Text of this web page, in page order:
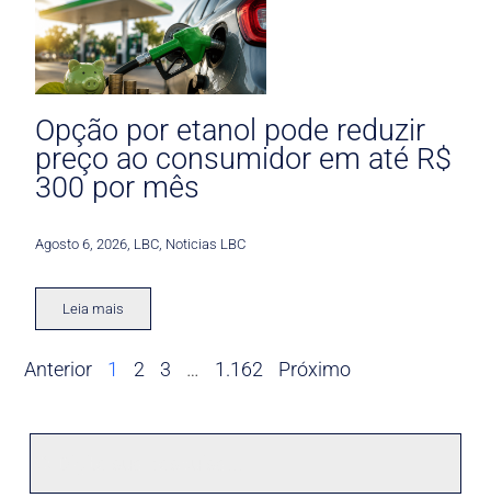
Opção por etanol pode reduzir
preço ao consumidor em até R$
300 por mês
Agosto 6, 2026 LBC Noticias LBC
Leia mais
Anterior 1 2 3 … 1.162 Próximo